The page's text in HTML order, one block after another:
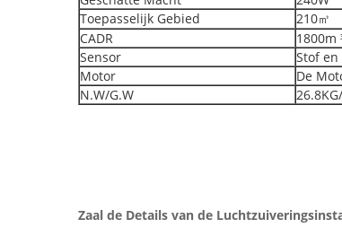
Toepasselijk Gebied
210㎡
CADR
1800m
Sensor
Stof en
Motor
De
N.W/G.W
Zaal de Details van de